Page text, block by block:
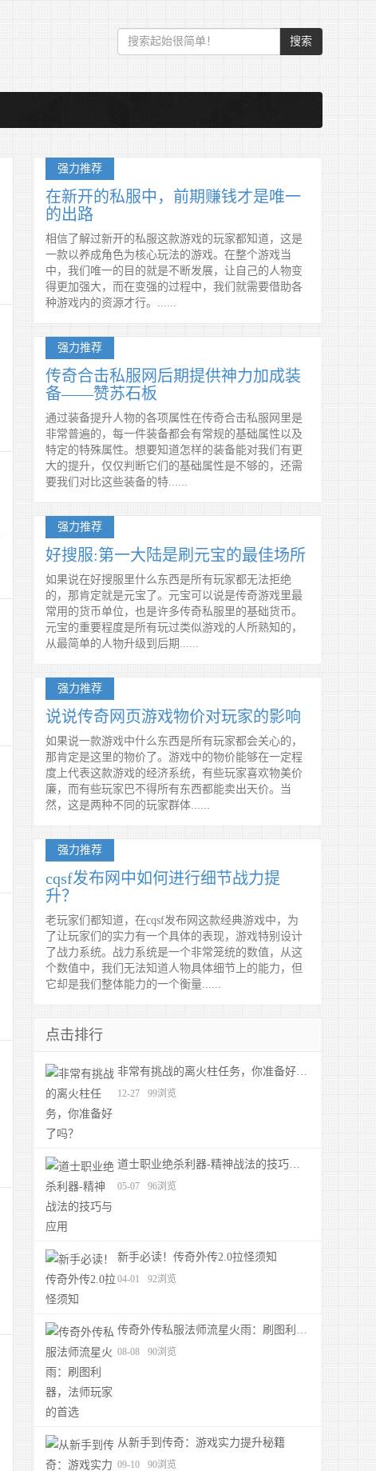
搜索
强力推荐
在新开的私服中，前期赚钱才是唯一
的出路
相信了解过新开的私服这款游戏的玩家都知道，这是
一款以养成角色为核心玩法的游戏。在整个游戏当
中，我们唯一的目的就是不断发展，让自己的人物变
得更加强大，而在变强的过程中，我们就需要借助各
种游戏内的资源才行。......
强力推荐
传奇合击私服网后期提供神力加成装
备——赞苏石板
通过装备提升人物的各项属性在传奇合击私服网里是
非常普遍的，每一件装备都会有常规的基础属性以及
特定的特殊属性。想要知道怎样的装备能对我们有更
大的提升，仅仅判断它们的基础属性是不够的，还需
要我们对比这些装备的特......
强力推荐
好搜服:第一大陆是刷元宝的最佳场所
如果说在好搜服里什么东西是所有玩家都无法拒绝
的，那肯定就是元宝了。元宝可以说是传奇游戏里最
常用的货币单位，也是许多传奇私服里的基础货币。
元宝的重要程度是所有玩过类似游戏的人所熟知的，
从最简单的人物升级到后期......
强力推荐
说说传奇网页游戏物价对玩家的影响
如果说一款游戏中什么东西是所有玩家都会关心的，
那肯定是这里的物价了。游戏中的物价能够在一定程
度上代表这款游戏的经济系统，有些玩家喜欢物美价
廉，而有些玩家巴不得所有东西都能卖出天价。当
然，这是两种不同的玩家群体......
强力推荐
cqsf发布网中如何进行细节战力提
升？
老玩家们都知道，在cqsf发布网这款经典游戏中，为
了让玩家们的实力有一个具体的表现，游戏特别设计
了战力系统。战力系统是一个非常笼统的数值，从这
个数值中，我们无法知道人物具体细节上的能力，但
它却是我们整体能力的一个衡量......
点击排行
非常有挑战的离火柱任务，你准备好了吗？
12-27 99浏览
道士职业绝杀利器-精神战法的技巧与应用
05-07 96浏览
新手必读！传奇外传2.0拉怪须知
04-01 92浏览
传奇外传私服法师流星火雨：刷图利器，法师玩家的首选
08-08 90浏览
从新手到传奇：游戏实力提升秘籍
09-10 90浏览